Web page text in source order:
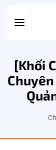
[Khối